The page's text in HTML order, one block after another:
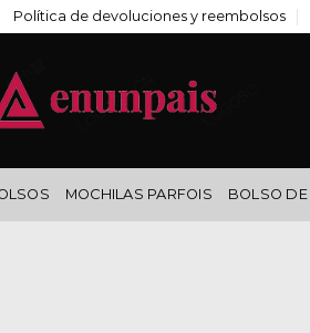
Política de devoluciones y reembolsos
MOCHILAS PARFOIS BOLSO DE